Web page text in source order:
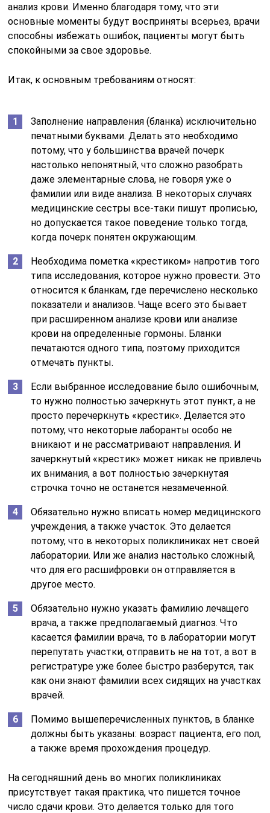
анализ крови. Именно благодаря тому, что эти
основные моменты будут восприняты всерьез, врачи
способны избежать ошибок, пациенты могут быть
спокойными за свое здоровье.
Итак, к основным требованиям относят:
Заполнение направления (бланка) исключительно
печатными буквами. Делать это необходимо
потому, что у большинства врачей почерк
настолько непонятный, что сложно разобрать
даже элементарные слова, не говоря уже о
фамилии или виде анализа. В некоторых случаях
медицинские сестры все-таки пишут прописью,
но допускается такое поведение только тогда,
когда почерк понятен окружающим.
Необходима пометка «крестиком» напротив того
типа исследования, которое нужно провести. Это
относится к бланкам, где перечислено несколько
показатели и анализов. Чаще всего это бывает
при расширенном анализе крови или анализе
крови на определенные гормоны. Бланки
печатаются одного типа, поэтому приходится
отмечать пункты.
Если выбранное исследование было ошибочным,
то нужно полностью зачеркнуть этот пункт, а не
просто перечеркнуть «крестик». Делается это
потому, что некоторые лаборанты особо не
вникают и не рассматривают направления. И
зачеркнутый «крестик» может никак не привлечь
их внимания, а вот полностью зачеркнутая
строчка точно не останется незамеченной.
Обязательно нужно вписать номер медицинского
учреждения, а также участок. Это делается
потому, что в некоторых поликлиниках нет своей
лаборатории. Или же анализ настолько сложный,
что для его расшифровки он отправляется в
другое место.
Обязательно нужно указать фамилию лечащего
врача, а также предполагаемый диагноз. Что
касается фамилии врача, то в лаборатории могут
перепутать участки, отправить не на тот, а вот в
регистратуре уже более быстро разберутся, так
как они знают фамилии всех сидящих на участках
врачей.
Помимо вышеперечисленных пунктов, в бланке
должны быть указаны: возраст пациента, его пол,
а также время прохождения процедур.
На сегодняшний день во многих поликлиниках
присутствует такая практика, что пишется точное
число сдачи крови. Это делается только для того